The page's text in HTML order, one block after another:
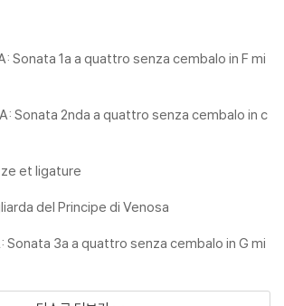
Sonata 1a a quattro senza cembalo in F mi
Sonata 2nda a quattro senza cembalo in c
et ligature
del Principe di Venosa
Sonata 3a a quattro senza cembalo in G mi